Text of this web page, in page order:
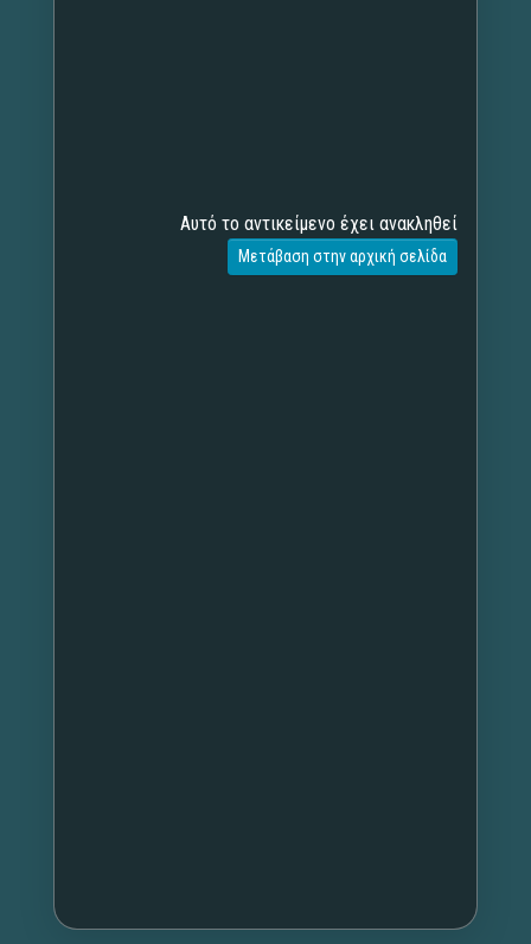
Αυτό το αντικείμενο έχει ανακληθεί
Μετάβαση στην αρχική σελίδα